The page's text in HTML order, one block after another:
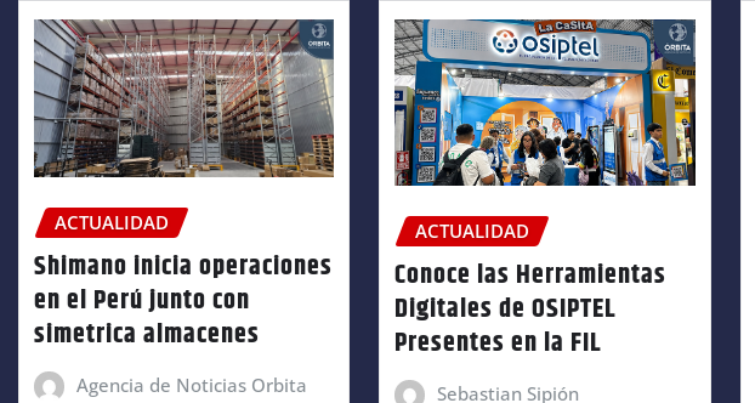
ACTUALIDAD
Shimano inicia operaciones
en el Perú junto con
simetrica almacenes
Agencia de Noticias Orbita
ACTUALIDAD
Conoce las Herramientas
Digitales de OSIPTEL
Presentes en la FIL
Sebastian Sipión